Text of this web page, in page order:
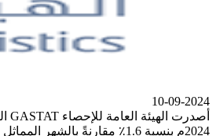
10-09-2024